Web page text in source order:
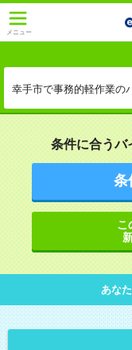
メニュー
幸手市で事務的軽作業の
条件に合うバ
条
こ
あな